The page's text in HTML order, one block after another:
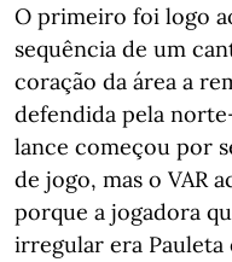
O primeiro foi logo
sequência de um
coração da área a
defendida pela
lance começou por
de jogo, mas o VAR
porque a jogadora
irregular era Pauleta